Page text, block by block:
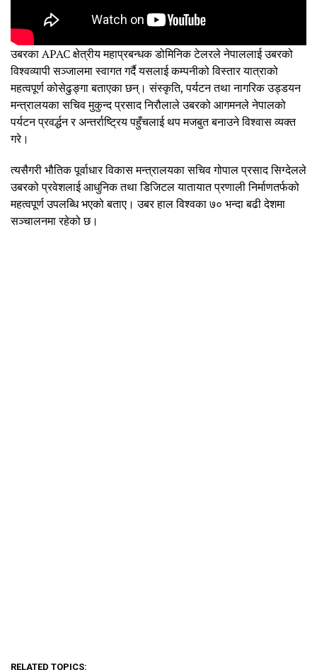
उबरका APAC क्षेत्रीय महाप्रबन्धक डोमिनिक टेलरले नेपाललाई उबरको
विश्वव्यापी सञ्जालमा स्वागत गर्दै यसलाई कम्पनीको विस्तार यात्राको
महत्वपूर्ण कोसेढुङ्गा बताएका छन्। संस्कृति, पर्यटन तथा नागरिक उड्डयन
मन्त्रालयका सचिव मुकुन्द प्रसाद निरौलाले उबरको आगमनले नेपालको
पर्यटन प्रवर्द्धन र अन्तर्राष्ट्रिय पहुँचलाई थप मजबुत बनाउने विश्वास व्यक्त
गरे।
त्यसैगरी भौतिक पूर्वाधार विकास मन्त्रालयका सचिव गोपाल प्रसाद सिग्देलले
उबरको प्रवेशलाई आधुनिक तथा डिजिटल यातायात प्रणाली निर्माणतर्फको
महत्वपूर्ण उपलब्धि भएको बताए। उबर हाल विश्वका ७० भन्दा बढी देशमा
सञ्चालनमा रहेको छ।
RELATED TOPICS: